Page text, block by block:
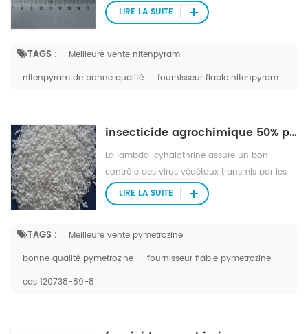
tuer les parasites externes du bétail et des
animaux de compagnie.
TAGS :
Meilleure vente nitenpyram
nitenpyram de bonne qualité
fournisseur fiable nitenpyram
LIRE LA SUITE
insecticide agrochimique 50% pymetrozine wg
La lambda-cyhalothrine assure un bon
contrôle des virus végétaux transmis par les
insectes. également utilisé pour lutter contre
les insectes nuisibles en santé publique.
TAGS :
Meilleure vente pymetrozine
bonne qualité pymetrozine
fournisseur fiable pymetrozine
cas 120738-89-8
LIRE LA SUITE